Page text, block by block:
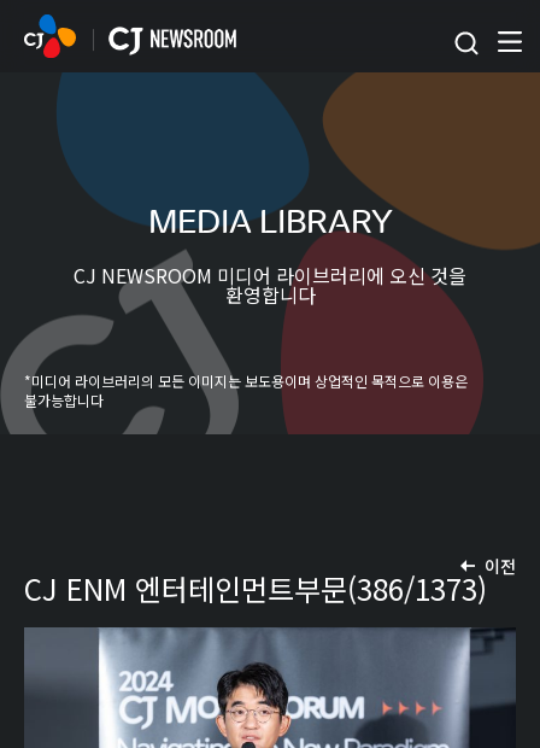
본문 바로가기
MEDIA LIBRARY
CJ NEWSROOM 미디어 라이브러리에 오신 것을
환영합니다
*미디어 라이브러리의 모든 이미지는 보도용이며 상업적인 목적으로 이용은
불가능합니다
이전
CJ ENM 엔터테인먼트부문(386/1373)